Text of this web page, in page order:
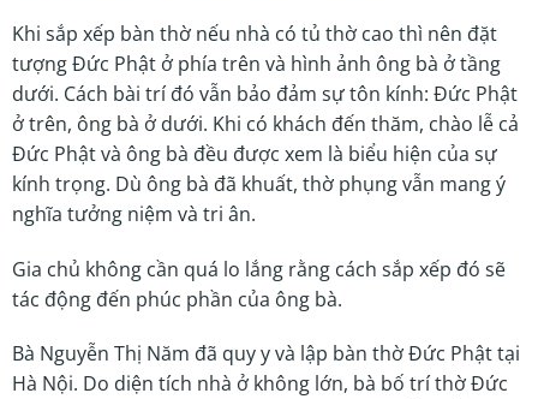
Khi sắp xếp bàn thờ nếu nhà có tủ thờ cao thì nên đặt
tượng Đức Phật ở phía trên và hình ảnh ông bà ở tầng
dưới. Cách bài trí đó vẫn bảo đảm sự tôn kính: Đức Phật
ở trên, ông bà ở dưới. Khi có khách đến thăm, chào lễ cả
Đức Phật và ông bà đều được xem là biểu hiện của sự
kính trọng. Dù ông bà đã khuất, thờ phụng vẫn mang ý
nghĩa tưởng niệm và tri ân.
Gia chủ không cần quá lo lắng rằng cách sắp xếp đó sẽ
tác động đến phúc phần của ông bà.
Bà Nguyễn Thị Năm đã quy y và lập bàn thờ Đức Phật tại
Hà Nội. Do diện tích nhà ở không lớn, bà bố trí thờ Đức